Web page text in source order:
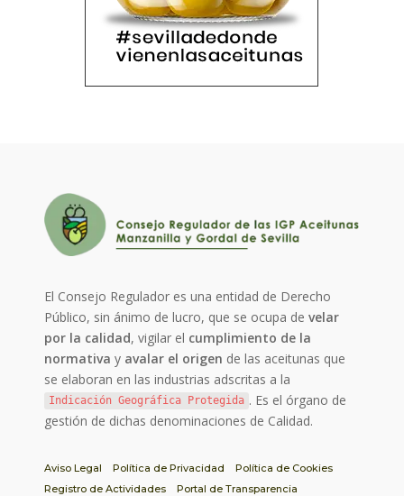
El Consejo Regulador es una entidad de Derecho
Público, sin ánimo de lucro, que se ocupa develar
por la calidad, vigilar el cumplimiento de la
normativa y avalar el origen de las aceitunas que
se elaboran en las industrias adscritas a la
Indicación Geográfica Protegida . Es el órgano de
gestión de dichas denominaciones de Calidad.
Aviso Legal Política de Privacidad
Política de Cookies
Registro de Actividades
Portal de Transparencia